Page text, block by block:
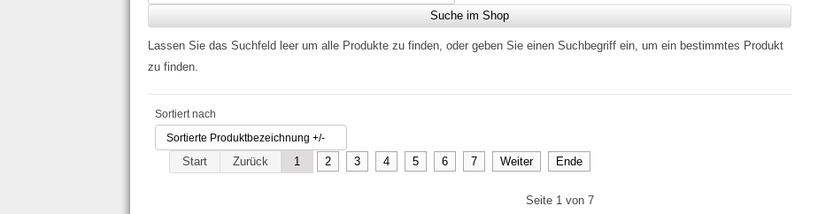
Lassen Sie das Suchfeld leer um alle Produkte zu finden, oder geben Sie einen Suchbegriff ein, um ein bestimmtes Produkt
zu finden.
Sortiert nach
Sortierte Produktbezeichnung +/-
Start Zurück 1 2 3 4 5 6 7 Weiter Ende
Seite 1 von 7